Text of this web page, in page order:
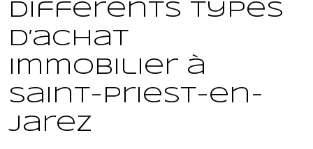
différents types
d’achat
immobilier à
Saint-Priest-en-
Jarez